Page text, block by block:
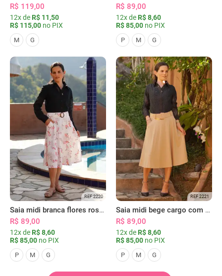
R$ 119,00
12x de R$ 11,50
R$ 115,00 no PIX
M G
R$ 89,00
12x de R$ 8,60
R$ 85,00 no PIX
P M G
REF 2220
Saia midi branca flores rosas com bolsos
R$ 89,00
12x de R$ 8,60
R$ 85,00 no PIX
P M G
REF 2221
Saia midi bege cargo com bolsos
R$ 89,00
12x de R$ 8,60
R$ 85,00 no PIX
P M G